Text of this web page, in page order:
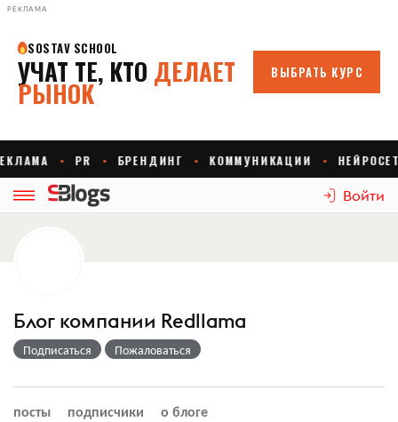
РЕКЛАМА
Войти
Блог компании Redllama
Подписаться Пожаловаться
посты подписчики о блоге